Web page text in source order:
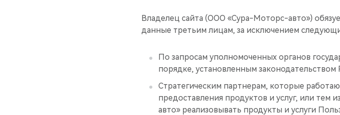
Владелец сайта (ООО «Сура-Моторс-авто»)
данные третьим лицам, за исключением
По запросам уполномоченных органов
порядке, установленным законодательством
Стратегическим партнерам, которые
предоставления продуктов и услуг, или
авто» реализовывать продукты и услуги